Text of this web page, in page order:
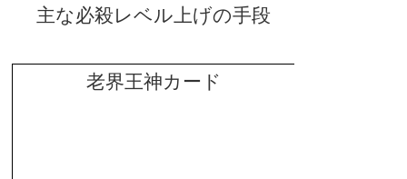
主な必殺レベル上げの手段
老界王神カード